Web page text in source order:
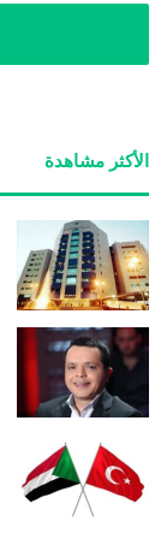
الأكثر مشاهدة